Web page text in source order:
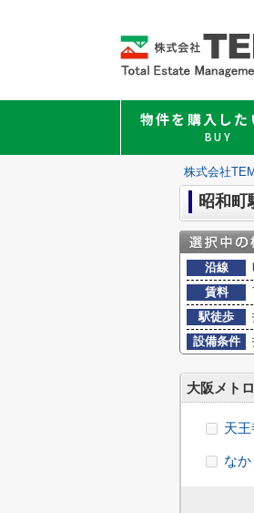
物件を購入した
BUY
株式会社
昭和町
沿線
賃料
駅徒歩
設備条件
大阪メト
天
な